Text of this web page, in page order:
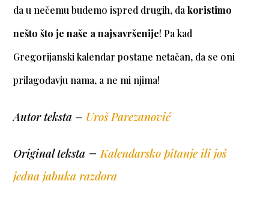
da u nečemu budemo ispred drugih, dakoristimo
nešto što je naše a najsavršenije! Pa kad
Gregorijanski kalendar postane netačan, da se oni
prilagođavju nama, a ne mi njima!
Autor teksta – Uroš Parezanović
Original teksta –Kalendarsko pitanje ili još
jedna jabuka razdora